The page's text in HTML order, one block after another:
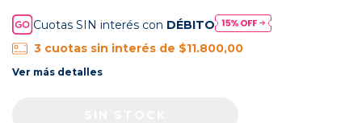
Cuotas SIN interés con DÉBITO
3 cuotas sin interés de $11.800,00
Ver más detalles